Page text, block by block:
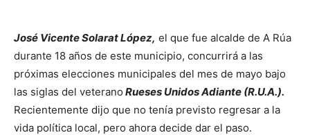
José Vicente Solarat López, el que fue alcalde de A Rúa
durante 18 años de este municipio, concurrirá a las
próximas elecciones municipales del mes de mayo bajo
las siglas del veterano Rueses Unidos Adiante (R.U.A.).
Recientemente dijo que no tenía previsto regresar a la
vida política local, pero ahora decide dar el paso.